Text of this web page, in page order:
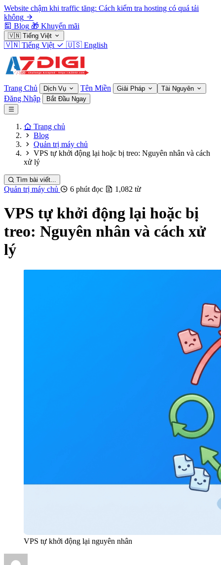
Website chậm khi traffic tăng: Cách kiểm tra hosting có quá tải
không
Blog 🎁 Khuyến mãi
🇻🇳 Tiếng Việt
🇻🇳 Tiếng Việt 🇺🇸 English
Trang Chủ Dịch Vụ Tên Miền Giải Pháp Tài Nguyên
Đăng Nhập Bắt Đầu Ngay
Trang chủ
Blog
Quản trị máy chủ
VPS tự khởi động lại hoặc bị treo: Nguyên nhân và cách
xử lý
Tìm bài viết...
Quản trị máy chủ 6 phút đọc 1,082 từ
VPS tự khởi động lại hoặc bị
treo: Nguyên nhân và cách xử
lý
VPS tự khởi động lại nguyên nhân